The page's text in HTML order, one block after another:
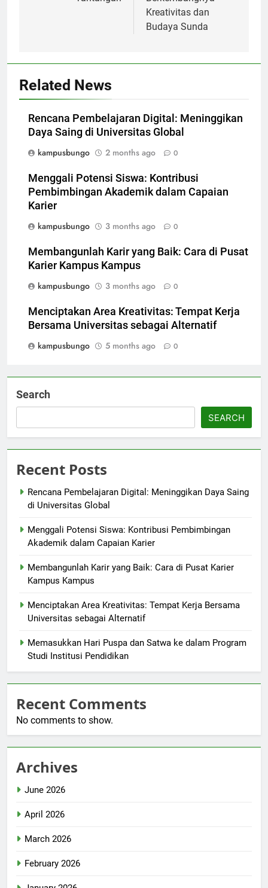
Kreativitas dan
Budaya Sunda
Related News
Rencana Pembelajaran Digital: Meninggikan
Daya Saing di Universitas Global
kampusbungo
2 months ago 0
Menggali Potensi Siswa: Kontribusi
Pembimbingan Akademik dalam Capaian
Karier
kampusbungo
3 months ago 0
Membangunlah Karir yang Baik: Cara di Pusat
Karier Kampus Kampus
kampusbungo
3 months ago 0
Menciptakan Area Kreativitas: Tempat Kerja
Bersama Universitas sebagai Alternatif
kampusbungo
5 months ago 0
Search
SEARCH
Recent Posts
Rencana Pembelajaran Digital: Meninggikan Daya Saing
di Universitas Global
Menggali Potensi Siswa: Kontribusi Pembimbingan
Akademik dalam Capaian Karier
Membangunlah Karir yang Baik: Cara di Pusat Karier
Kampus Kampus
Menciptakan Area Kreativitas: Tempat Kerja Bersama
Universitas sebagai Alternatif
Memasukkan Hari Puspa dan Satwa ke dalam Program
Studi Institusi Pendidikan
Recent Comments
No comments to show.
Archives
June 2026
April 2026
March 2026
February 2026